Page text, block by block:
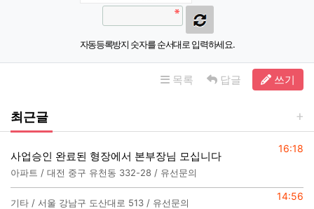
자동등록방지 숫자를 순서대로 입력하세요.
목록 답글 쓰기
최근글
등록일
16:18
사업승인 완료된 형장에서 본부장님 모십니다
아파트 / 대전 중구 유천동 332-28 / 유선문의
등록일
14:56
기타 / 서울 강남구 도산대로 513 / 유선문의